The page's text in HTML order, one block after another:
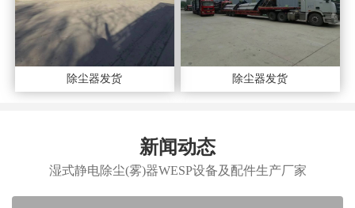
除尘器发货 除尘器发货
新闻动态
湿式静电除尘(雾)器WESP设备及配件生产厂家